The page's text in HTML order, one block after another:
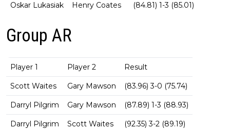
Oskar Lukasiak Henry Coates (84.81) 1-3 (85.01)
Group AR
Player 1 Player 2 Result
Scott Waites Gary Mawson (83.96) 3-0 (75.74)
Darryl Pilgrim Gary Mawson (87.89) 1-3 (88.93)
Darryl Pilgrim Scott Waites (92.35) 3-2 (89.19)